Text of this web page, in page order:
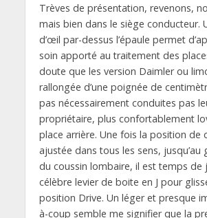
Trèves de présentation, revenons,
mais bien dans le siège conducteur.
d’œil par-dessus l’épaule permet
soin apporté au traitement des
doute que les version Daimler ou
rallongée d’une poignée de
pas nécessairement conduites pas
propriétaire, plus confortablement
place arrière. Une fois la position de
ajustée dans tous les sens, jusqu’au
du coussin lombaire, il est temps de
célèbre levier de boite en J pour
position Drive. Un léger et presque
à-coup semble me signifier que la